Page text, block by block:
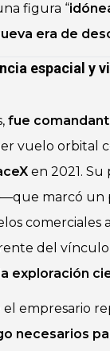
figura “
era de
espacial y
fue
vuelo orbital
en 2021. Su
—que marcó un
comerciales
del
exploración
empresario
necesarios